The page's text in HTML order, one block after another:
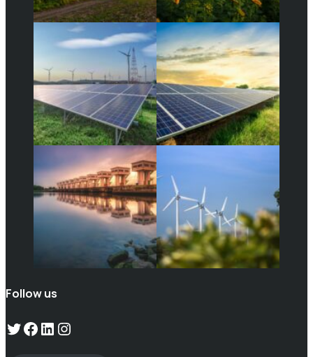
Follow us
Twitter
Facebook
LinkedIn
Instagram